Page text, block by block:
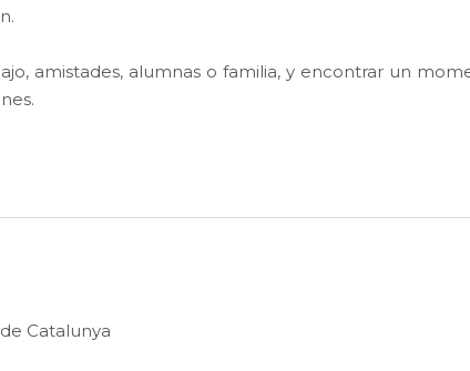
amistades, alumnas o familia, y encontrar un
Catalunya